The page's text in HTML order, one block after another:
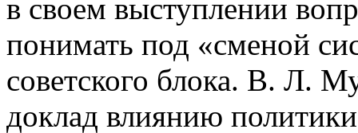
в своем выступлении
понимать под «сменой
советского блока. В. Л.
доклад влиянию